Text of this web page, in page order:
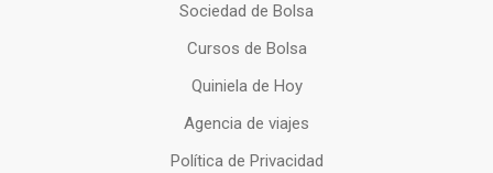
Sociedad de Bolsa
Cursos de Bolsa
Quiniela de Hoy
Agencia de viajes
Política de Privacidad